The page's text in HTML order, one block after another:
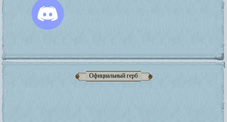
Официальный герб